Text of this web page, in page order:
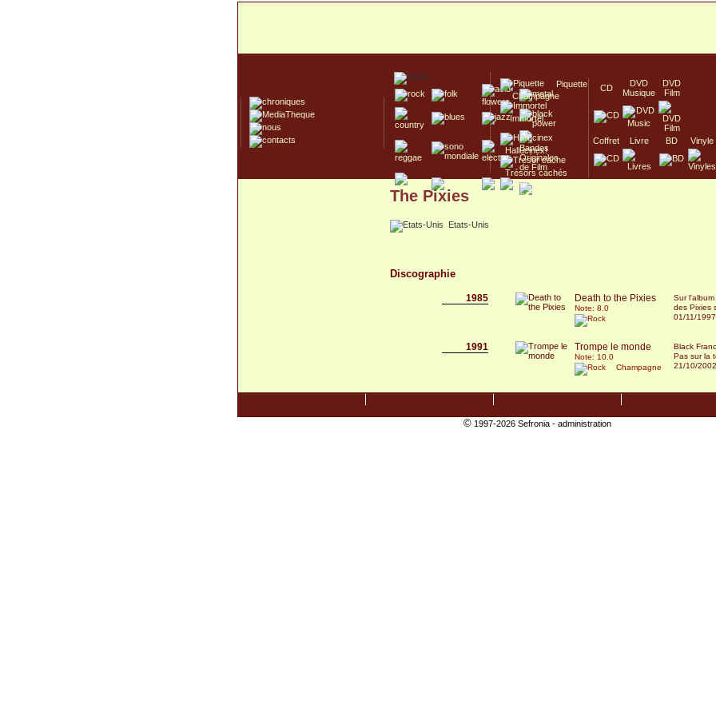
Piquette
Champagne
Immortel
Hallucinex!
Trésors cachés
Culte/Collector
CD
DVD
Musique
DVD
Film
Coffret Livre BD Vinyle
The Pixies
Etats-Unis
Discographie
1985 Death to the Pixies
Note: 8.0
Sur
des Pixies
01/11/1997
1991 Trompe le monde
Note: 10.0
Champagne
Black
Pas sur la
21/10/2002
©1997-2026 Sefronia - administration